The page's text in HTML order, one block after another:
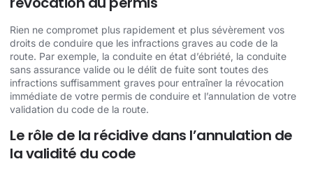
Rien ne compromet plus rapidement et plus sévèrement vos
droits de conduire que les infractions graves au code de la
route. Par exemple, la conduite en état d’ébriété, la conduite
sans assurance valide ou le délit de fuite sont toutes des
infractions suffisamment graves pour entraîner la révocation
immédiate de votre permis de conduire et l’annulation de votre
validation du code de la route.
Le rôle de la récidive dans l’annulation de
la validité du code